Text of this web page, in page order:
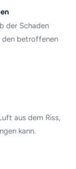
der Schaden
den betroffenen
aus dem Riss,
kann.